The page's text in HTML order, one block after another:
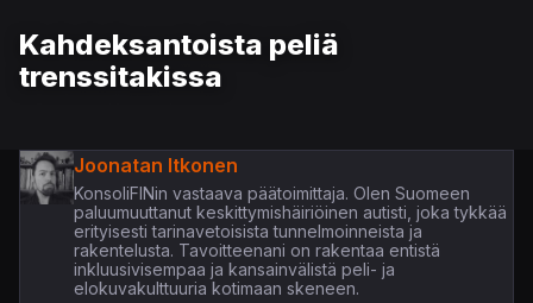
Kahdeksantoista peliä
trenssitakissa
Joonatan Itkonen
KonsoliFINin vastaava päätoimittaja. Olen Suomeen
paluumuuttanut keskittymishäiriöinen autisti, joka tykkää
erityisesti tarinavetoisista tunnelmoinneista ja
rakentelusta. Tavoitteenani on rakentaa entistä
inkluusivisempaa ja kansainvälistä peli- ja
elokuvakulttuuria kotimaan skeneen.